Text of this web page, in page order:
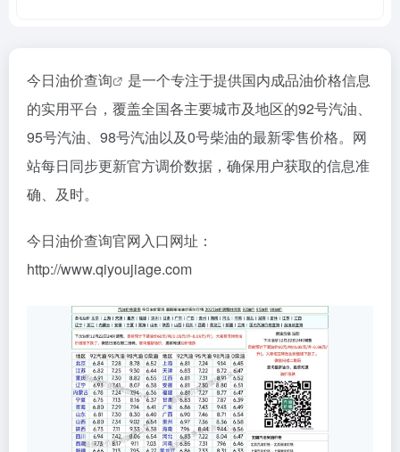
今日油价查询
是一个专注于提供国内成品油价格信息
的实用平台，覆盖全国各主要城市及地区的92号汽油、
95号汽油、98号汽油以及0号柴油的最新零售价格。网
站每日同步更新官方调价数据，确保用户获取的信息准
确、及时。
今日油价查询官网入口网址：
http://www.qiyoujiage.com